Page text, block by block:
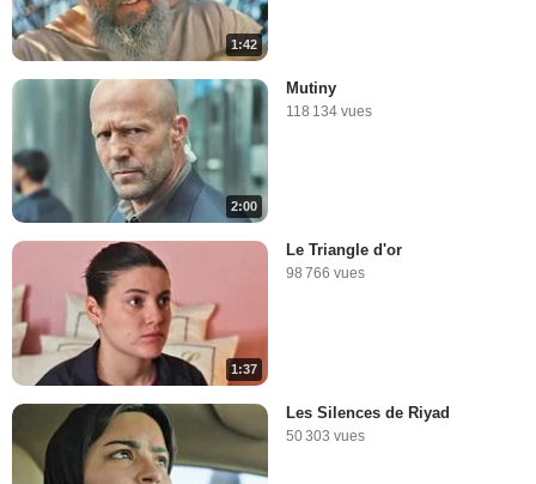
1:42
2:00
Mutiny
118 134 vues
1:37
Le Triangle d'or
98 766 vues
Les Silences de Riyad
50 303 vues